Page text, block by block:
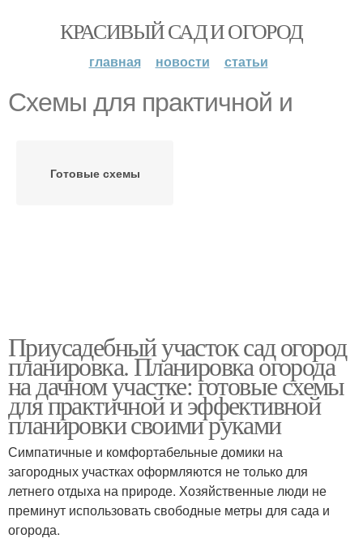
КРАСИВЫЙ САД И ОГОРОД
главная новости статьи
Схемы для практичной и
Готовые схемы
Приусадебный участок сад огород
планировка. Планировка огорода
на дачном участке: готовые схемы
для практичной и эффективной
планировки своими руками
Симпатичные и комфортабельные домики на
загородных участках оформляются не только для
летнего отдыха на природе. Хозяйственные люди не
преминут использовать свободные метры для сада и
огорода.